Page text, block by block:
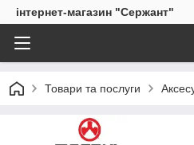
інтернет-магазин "Сержант"
Товари та послуги